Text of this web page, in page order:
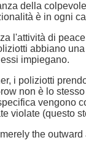
della
è in ogni
l'attività di
abbiano
impiegano.
i poliziotti
non è lo
vengono
violate (questo
the